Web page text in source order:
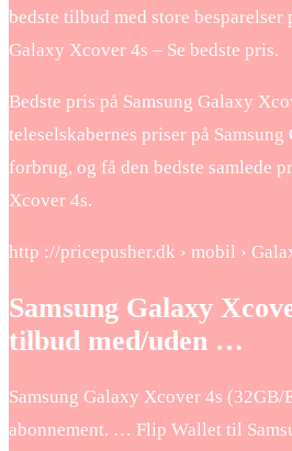
bedste tilbud med store besparelser
Galaxy Xcover 4s – Se bedste pris.
Bedste pris på Samsung Galaxy
teleselskabernes priser på
forbrug, og få den bedste samlede
Xcover 4s.
http ://pricepusher.dk › mobil ›
Samsung Galaxy
tilbud med/uden …
Samsung Galaxy Xcover 4s
abonnement. … Flip Wallet til